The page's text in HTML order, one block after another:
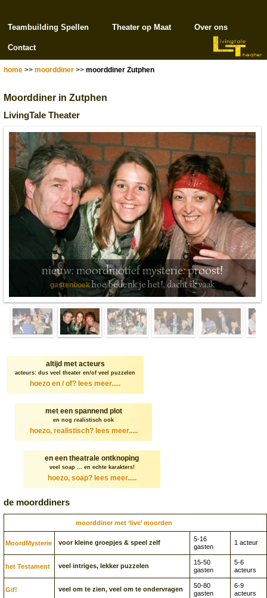
Teambuilding Spellen Theater op Maat Over ons
Contact
home >> moorddiner >> moorddiner Zutphen
Moorddiner in Zutphen
LivingTale Theater
nieuw: moordmotief mysterie: proost!
gastenboekhoe bedenk je het!, dacht ik vaak
altijd met acteurs
acteurs: dus veel theater en/of veel puzzelen
hoezo en / of? lees meer.....
met een spannend plot
en nog realistisch ook
hoezo, realistisch? lees meer.....
en een theatrale ontknoping
veel soap ... en echte karakters!
hoezo, soap? lees meer.....
de moorddiners
moorddiner met ‘live’ moorden
Moord­Mysterie voor kleine groepjes & speel zelf
5-16
gasten
1 acteur
het Testament veel intriges, lekker puzzelen
15-50
gasten
5-6
acteurs
Gif! veel om te zien, veel om te ondervragen
50-80
gasten
6-9
acteurs